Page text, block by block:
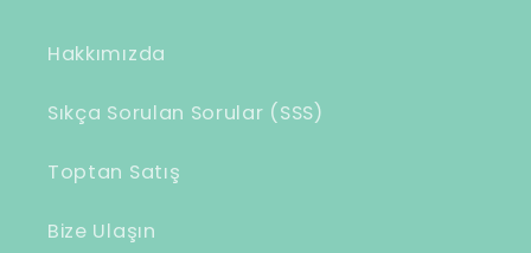
Hakkımızda
Sıkça Sorulan Sorular (SSS)
Toptan Satış
Bize Ulaşın